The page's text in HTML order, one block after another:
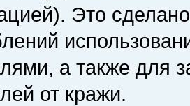
Это
а также для
от кражи.